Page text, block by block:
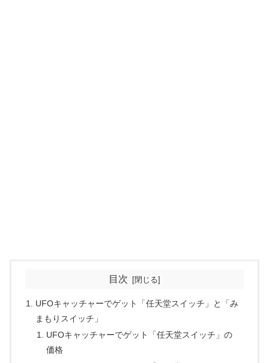
目次
UFOキャッチャーでゲット「任天堂スイッチ」と「み
まもりスイッチ」
UFOキャッチャーでゲット「任天堂スイッチ」の
価格